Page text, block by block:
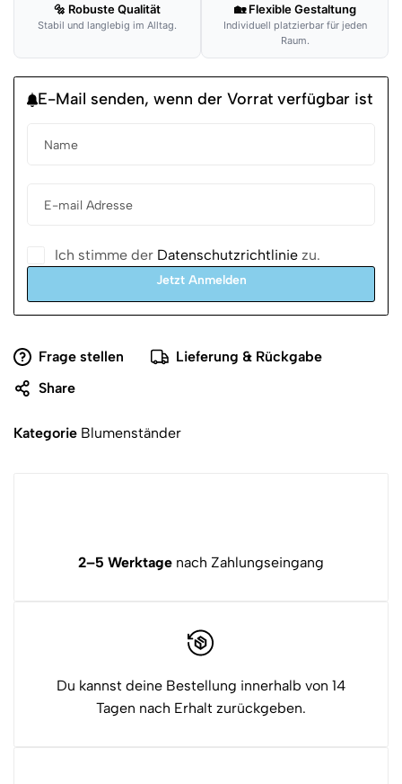
🔩 Robuste Qualität
Stabil und langlebig im Alltag.
🏡 Flexible Gestaltung
Individuell platzierbar für jeden
Raum.
E-Mail senden, wenn der Vorrat verfügbar ist
Ich stimme der Datenschutzrichtlinie zu.
Jetzt Anmelden
Frage stellen
Lieferung & Rückgabe
Share
Kategorie Blumenständer
2–5 Werktage nach Zahlungseingang
Du kannst deine Bestellung innerhalb von 14
Tagen nach Erhalt zurückgeben.